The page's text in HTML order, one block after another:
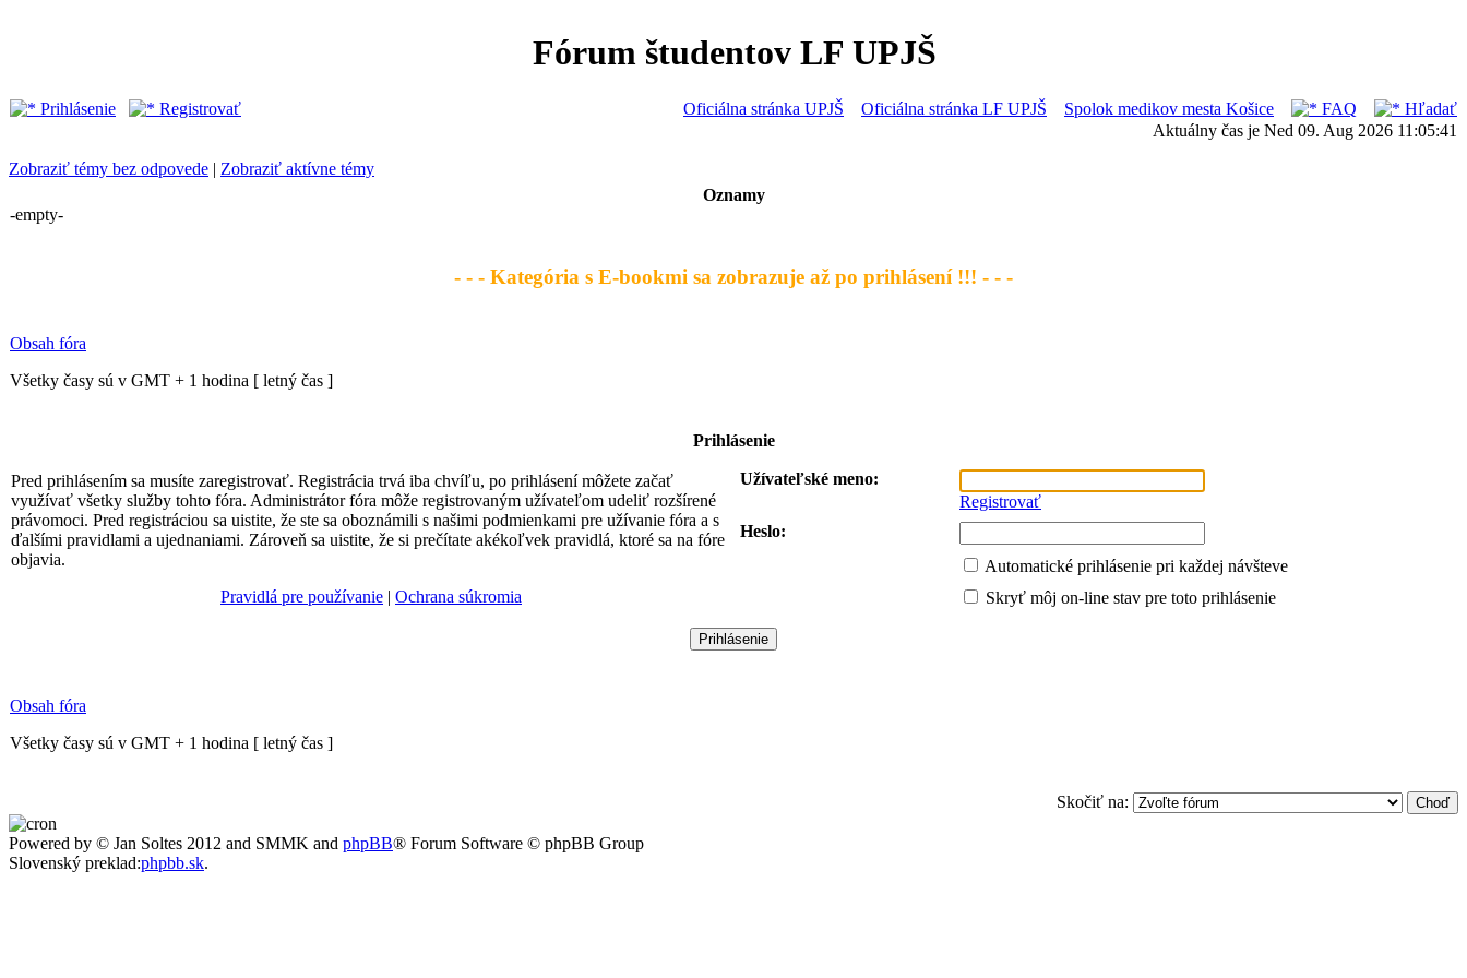
Fórum študentov LF UPJŠ
Prihlásenie Registrovať Oficiálna stránka UPJŠ Oficiálna stránka LF UPJŠ Spolok medikov mesta Košice FAQ
Hľadať
Aktuálny čas je Ned 09. Aug 2026 11:05:41
Zobraziť témy bez odpovede | Zobraziť aktívne témy
Oznamy
-empty-
- - - Kategória s E-bookmi sa zobrazuje až po prihlásení !!! - - -
Obsah fóra
Všetky časy sú v GMT + 1 hodina [ letný čas ]
Prihlásenie
Pred prihlásením sa musíte zaregistrovať. Registrácia trvá iba chvíľu, po prihlásení môžete začať
využívať všetky služby tohto fóra. Administrátor fóra môže registrovaným užívateľom udeliť rozšírené
právomoci. Pred registráciou sa uistite, že ste sa oboznámili s našimi podmienkami pre užívanie fóra a s
ďalšími pravidlami a ujednaniami. Zároveň sa uistite, že si prečítate akékoľvek pravidlá, ktoré sa na fóre
objavia.
Pravidlá pre používanie | Ochrana súkromia
Užívateľské meno:
Registrovať
Heslo:
Automatické prihlásenie pri každej návšteve
Skryť môj on-line stav pre toto prihlásenie
Obsah fóra
Všetky časy sú v GMT + 1 hodina [ letný čas ]
Skočiť na:
Powered by © Jan Soltes 2012 and SMMK and phpBB® Forum Software © phpBB Group
Slovenský preklad:phpbb.sk.